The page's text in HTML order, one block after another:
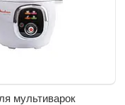
мультиварок